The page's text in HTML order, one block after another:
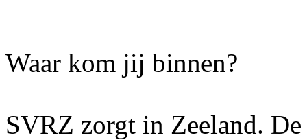
Waar kom jij binnen?
SVRZ zorgt in Zeeland.